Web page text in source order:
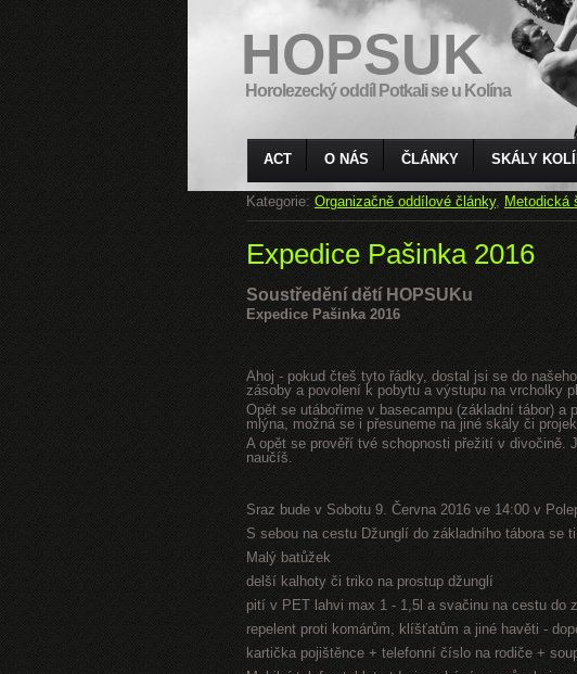
HOPSUK
Horolezecký oddíl Potkali se u Kolína
ACT O NÁS ČLÁNKY SKÁLY
Kategorie: Organizačně oddílové články, Metodická
Expedice Pašinka 2016
Soustředění dětí HOPSUKu
Expedice Pašinka 2016
Ahoj - pokud čteš tyto řádky, dostal jsi se do
zásoby a povolení k pobytu a výstupu na vrcholky
Opět se utáboříme v basecampu (základní tábor)
mlýna, možná se i přesuneme na jiné skály či
A opět se prověří tvé schopnosti přežití v divočině.
naučíš.
Sraz bude v Sobotu 9. Června 2016 ve 14:00 v
S sebou na cestu Džunglí do základního tábora se
Malý batůžek
delší kalhoty či triko na prostup džunglí
pití v PET lahvi max 1 - 1,5l a svačinu na cestu do
repelent proti komárům, klíšťatům a jiné havěti -
kartička pojištěnce + telefonní číslo na rodiče +